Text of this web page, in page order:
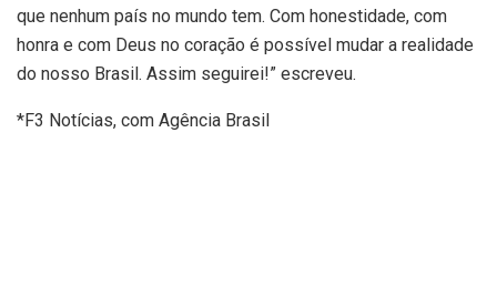
que nenhum país no mundo tem. Com honestidade, com
honra e com Deus no coração é possível mudar a realidade
do nosso Brasil. Assim seguirei!” escreveu.
*F3 Notícias, com Agência Brasil